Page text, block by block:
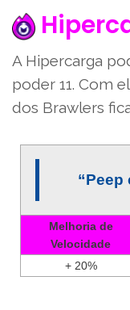
A Hipercarga
poder 11. Com
dos Brawlers
“Peep
Melhoria de
Velocidade
+ 20%